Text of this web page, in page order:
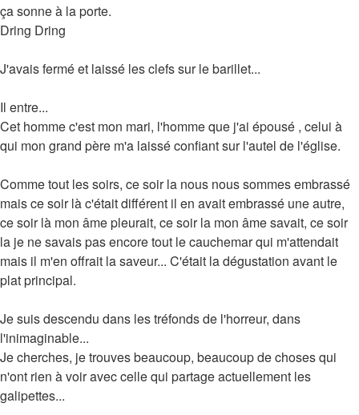
ça sonne à la porte.
Dring Dring
J'avais fermé et laissé les clefs sur le barillet...
Il entre...
Cet homme c'est mon mari, l'homme que j'ai épousé , celui à
qui mon grand père m'a laissé confiant sur l'autel de l'église.
Comme tout les soirs, ce soir la nous nous sommes embrassé
mais ce soir là c'était différent il en avait embrassé une autre,
ce soir là mon âme pleurait, ce soir la mon âme savait, ce soir
la je ne savais pas encore tout le cauchemar qui m'attendait
mais il m'en offrait la saveur... C'était la dégustation avant le
plat principal.
Je suis descendu dans les tréfonds de l'horreur, dans
l'inimaginable...
Je cherches, je trouves beaucoup, beaucoup de choses qui
n'ont rien à voir avec celle qui partage actuellement les
galipettes...